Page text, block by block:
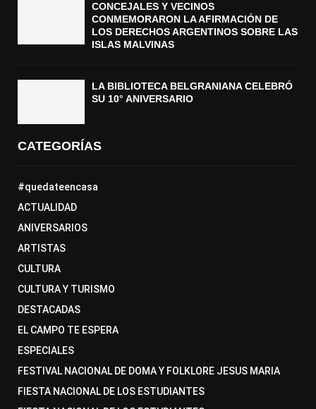
CONCEJALES Y VECINOS
CONMEMORARON LA AFIRMACIÓN DE
LOS DERECHOS ARGENTINOS SOBRE LAS
ISLAS MALVINAS
LA BIBLIOTECA BELGRANIANA CELEBRÓ
SU 10° ANIVERSARIO
CATEGORÍAS
#quedateencasa
ACTUALIDAD
ANIVERSARIOS
ARTISTAS
CULTURA
CULTURA Y TURISMO
DESTACADAS
EL CAMPO TE ESPERA
ESPECIALES
FESTIVAL NACIONAL DE DOMA Y FOLKLORE JESUS MARIA
FIESTA NACIONAL DE LOS ESTUDIANTES